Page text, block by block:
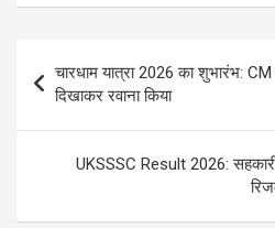
navigation
चारधाम यात्रा 2026 का शुभारंभ: CM
दिखाकर रवाना किया
UKSSSC Result 2026: